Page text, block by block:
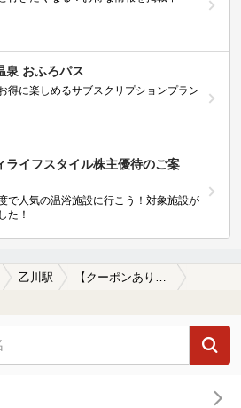
泉 おふろパス
得に楽しめるサブスクリプションプラン
ライフスタイル株主優待のご案
で人気の温浴施設に行こう！対象施設が
た！
乙川駅 【クーポンあり】女子旅・女子会におすすめの乙川駅近くの温泉、日帰り温泉、スーパー銭湯おすすめ